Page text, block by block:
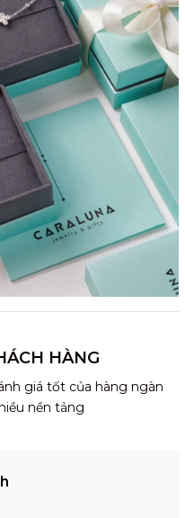
HÀNG
giá tốt của hàng ngàn
nền tảng